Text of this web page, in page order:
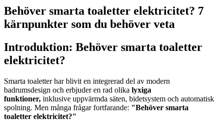
Behöver smarta toaletter elektricitet? 7
kärnpunkter som du behöver veta
Introduktion: Behöver smarta toaletter
elektricitet?
Smarta toaletter har blivit en integrerad del av modern
badrumsdesign och erbjuder en rad olika lyxiga
funktioner, inklusive uppvärmda säten, bidetsystem och automatisk
spolning. Men många frågar fortfarande: "Behöver smarta
toaletter elektricitet?"